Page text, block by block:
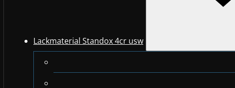
Lackmaterial Standox 4cr usw